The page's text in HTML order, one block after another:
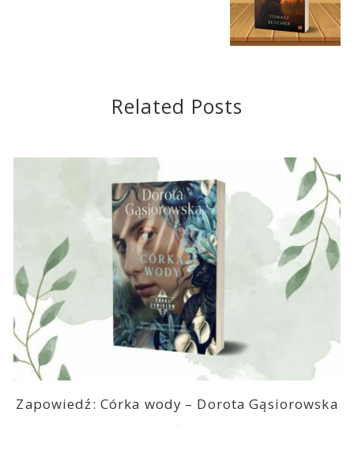
Related Posts
Zapowiedź: Córka wody – Dorota Gąsiorowska